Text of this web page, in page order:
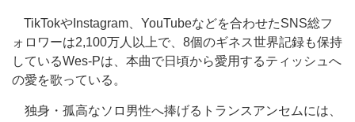
TikTokやInstagram、YouTubeなどを合わせたSNS総フ
ォロワーは2,100万人以上で、8個のギネス世界記録も保持
しているWes-Pは、本曲で日頃から愛用するティッシュへ
の愛を歌っている。
独身・孤高なソロ男性へ捧げるトランスアンセムには、